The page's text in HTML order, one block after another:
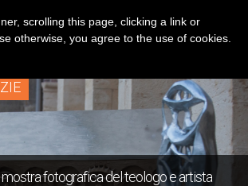
Sacre’
mostra fotografica del teologo e artista
scrolling this page, clicking a link or
otherwise, you agree to the use of cookies.